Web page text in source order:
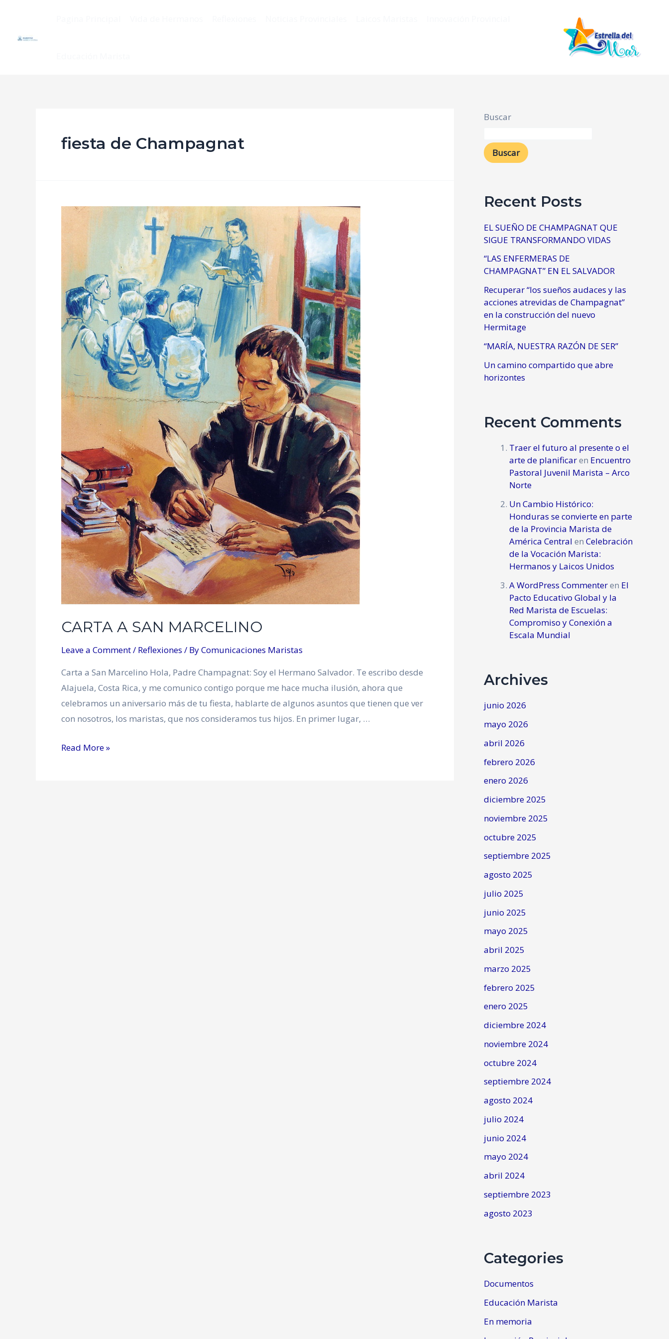
fiesta de Champagnat
CARTA A SAN MARCELINO
Leave a Comment/ Reflexiones / ByComunicaciones Maristas
Carta a San Marcelino Hola, Padre Champagnat: Soy el Hermano Salvador. Te escribo desde
Alajuela, Costa Rica, y me comunico contigo porque me hace mucha ilusión, ahora que
celebramos un aniversario más de tu fiesta, hablarte de algunos asuntos que tienen que ver
con nosotros, los maristas, que nos consideramos tus hijos. En primer lugar, …
Read More »
Buscar
Buscar
Recent Posts
EL SUEÑO DE CHAMPAGNAT QUE
SIGUE TRANSFORMANDO VIDAS
“LAS ENFERMERAS DE
CHAMPAGNAT” EN EL SALVADOR
Recuperar “los sueños audaces y las
acciones atrevidas de Champagnat”
en la construcción del nuevo
Hermitage
“MARÍA, NUESTRA RAZÓN DE SER”
Un camino compartido que abre
horizontes
Recent Comments
Traer el futuro al presente o el
arte de planificaren Encuentro
Pastoral Juvenil Marista – Arco
Norte
Un Cambio Histórico:
Honduras se convierte en parte
de la Provincia Marista de
América Central en Celebración
de la Vocación Marista:
Hermanos y Laicos Unidos
A WordPress Commenteren El
Pacto Educativo Global y la
Red Marista de Escuelas:
Compromiso y Conexión a
Escala Mundial
Archives
junio 2026
mayo 2026
abril 2026
febrero 2026
enero 2026
diciembre 2025
noviembre 2025
octubre 2025
septiembre 2025
agosto 2025
julio 2025
junio 2025
mayo 2025
abril 2025
marzo 2025
febrero 2025
enero 2025
diciembre 2024
noviembre 2024
octubre 2024
septiembre 2024
agosto 2024
julio 2024
junio 2024
mayo 2024
abril 2024
septiembre 2023
agosto 2023
Categories
Documentos
Educación Marista
En memoria